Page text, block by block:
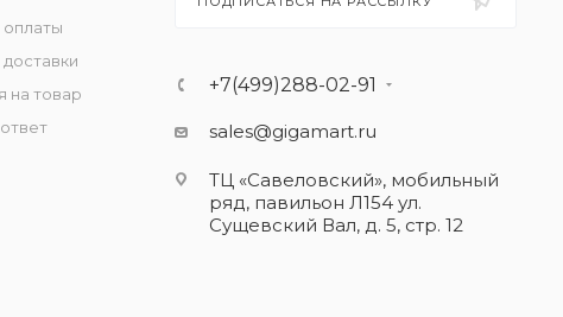
оплаты
на товар
+7(499)288-02-91
sales@gigamart.ru
ТЦ «Савеловский», мобильный
ряд, павильон Л154 ул.
Сущевский Вал, д. 5, стр. 12